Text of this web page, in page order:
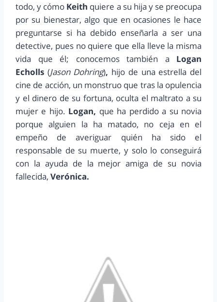
todo, y cómo Keith quiere a su hija y se preocupa
por su bienestar, algo que en ocasiones le hace
preguntarse si ha debido enseñarla a ser una
detective, pues no quiere que ella lleve la misma
vida que él; conocemos también a Logan
Echolls (Jason Dohring), hijo de una estrella del
cine de acción, un monstruo que tras la opulencia
y el dinero de su fortuna, oculta el maltrato a su
mujer e hijo. Logan, que ha perdido a su novia
porque alguien la ha matado, no ceja en el
empeño de averiguar quién ha sido el
responsable de su muerte, y solo lo conseguirá
con la ayuda de la mejor amiga de su novia
fallecida, Verónica.